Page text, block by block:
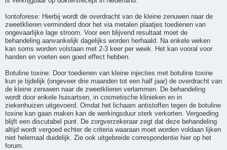
Iontoforese: Hierbij wordt de overdracht van de kleine zenuwen naar de
zweetklieren verminderd door het via metalen plaatjes toedienen van
ongevaarlijke lage stroom. Voor een blijvend resultaat moet de
behandeling aanvankelijk dagelijks worden herhaald. Na enkele weken
kan soms worden volstaan met 2-3 keer per week. Het kan vooral voor
handen en voeten een goed effect hebben.
Botuline toxine: Door toedienen van kleine injecties met botuline toxine
kun je tijdelijk (ongeveer drie maanden tot een half jaar) de overdracht van
de kleine zenuwen naar de zweetklieren verlammen. De behandeling
wordt door enkele huisartsen, in cosmetische klinieken en in
ziekenhuizen uitgevoerd. Omdat het lichaam antistoffen tegen de botuline
toxine kan gaan maken kan de werkingsduur sterk verkorten. Vergoeding
blijft een discutabel punt. De zorgverzekeraar zegt dat deze behandeling
altijd wordt vergoed echter de criteria waaraan moet worden voldaan lijken
niet helemaal duidelijk. Zie ook uitgebreide correspondentie hier op het
forum.